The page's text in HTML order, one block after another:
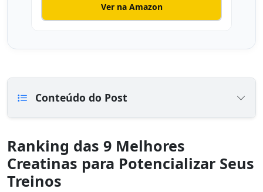
Ver na Amazon
Conteúdo do Post
Ranking das 9 Melhores
Creatinas para Potencializar Seus
Treinos